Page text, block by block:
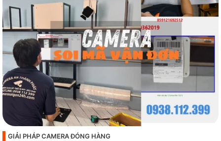
GIẢI PHÁP CAMERA ĐÓNG HÀNG